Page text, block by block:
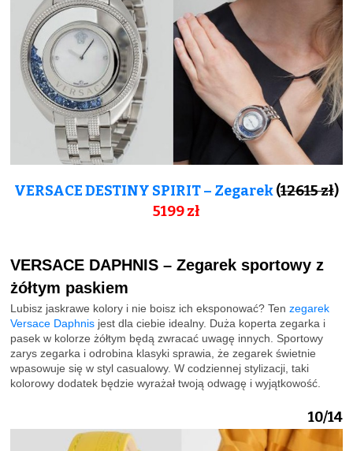
VERSACE DESTINY SPIRIT – Zegarek(12615 zł)
5199 zł
VERSACE DAPHNIS – Zegarek sportowy z
żółtym paskiem
Lubisz jaskrawe kolory i nie boisz ich eksponować? Ten zegarek
Versace Daphnis jest dla ciebie idealny. Duża koperta zegarka i
pasek w kolorze żółtym będą zwracać uwagę innych. Sportowy
zarys zegarka i odrobina klasyki sprawia, że zegarek świetnie
wpasowuje się w styl casualowy. W codziennej stylizacji, taki
kolorowy dodatek będzie wyrażał twoją odwagę i wyjątkowość.
10/14